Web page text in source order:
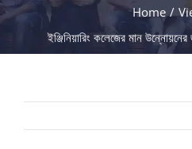
Home
ইঞ্জিনিয়ারিং কলেজের মান